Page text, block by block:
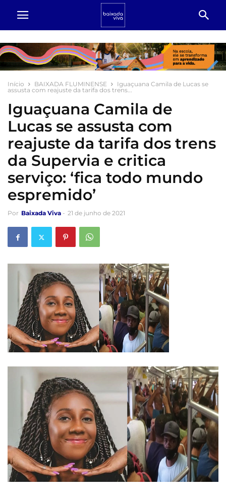
Início BAIXADA FLUMINENSE
Iguaçuana Camila de Lucas se
assusta com reajuste da tarifa dos trens...
Iguaçuana Camila de
Lucas se assusta com
reajuste da tarifa dos trens
da Supervia e critica
serviço: ‘fica todo mundo
espremido’
Por Baixada Viva - 21 de junho de 2021